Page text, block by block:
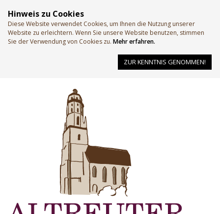
Hinweis zu Cookies
Diese Website verwendet Cookies, um Ihnen die Nutzung unserer
Website zu erleichtern. Wenn Sie unsere Website benutzen, stimmen
Sie der Verwendung von Cookies zu. Mehr erfahren.
ZUR KENNTNIS GENOMMEN!